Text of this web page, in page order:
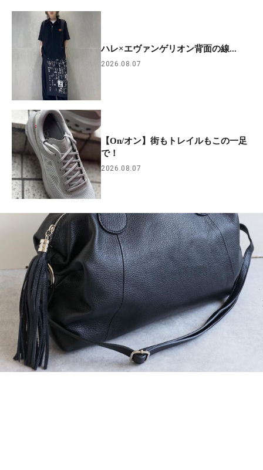
ハレ×エヴァンゲリオン背面の線...
2026.08.07
【On/オン】街もトレイルもこの一足
で！
2026.08.07